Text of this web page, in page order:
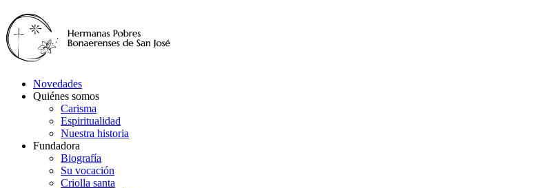
Novedades
Quiénes somos
Carisma
Espiritualidad
Nuestra historia
Fundadora
Biografía
Su vocación
Criolla santa